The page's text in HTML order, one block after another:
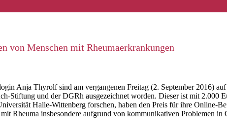
von Menschen mit Rheumaerkrankungen
Anja Thyrolf sind am vergangenen Freitag (2. September 2016)
Stiftung und der DGRh ausgezeichnet worden. Dieser ist mit 2.000
Halle-Wittenberg forschen, haben den Preis für ihre Online-
Rheuma insbesondere aufgrund von kommunikativen Problemen